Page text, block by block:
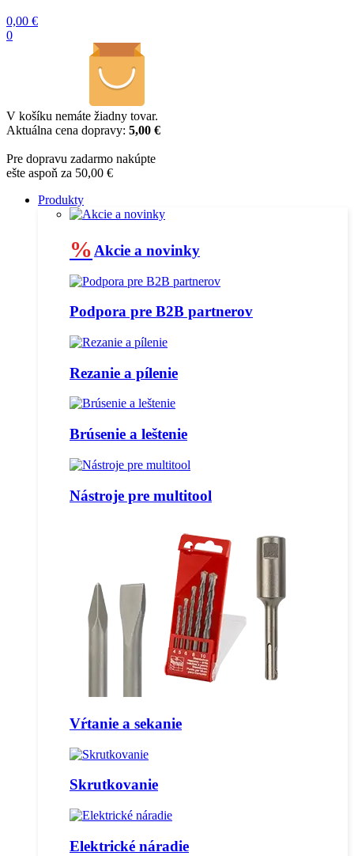
0,00 €
0
V košíku nemáte žiadny tovar.
Aktuálna cena dopravy: 5,00 €
Pre dopravu zadarmo nakúpte
ešte aspoň za 50,00 €
Produkty
% Akcie a novinky
Podpora pre B2B partnerov
Rezanie a pílenie
Brúsenie a leštenie
Nástroje pre multitool
Vŕtanie a sekanie
Skrutkovanie
Elektrické náradie